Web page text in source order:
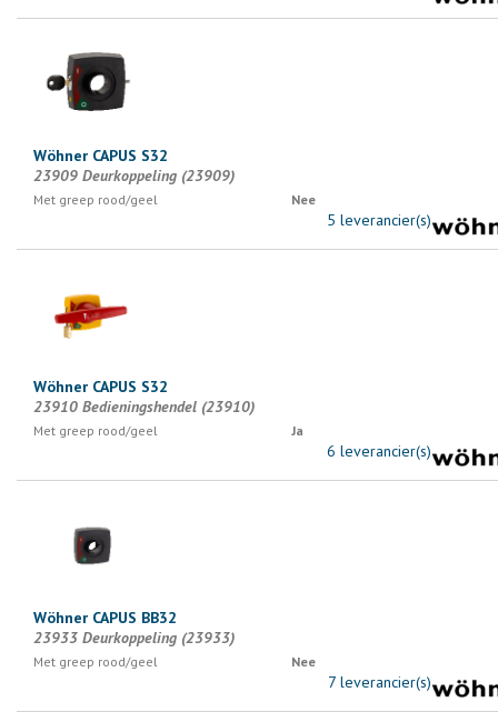
Wöhner CAPUS S32
23909 Deurkoppeling (23909)
Met greep rood/geel Nee
5 leverancier(s)
Wöhner CAPUS S32
23910 Bedieningshendel (23910)
Met greep rood/geel Ja
6 leverancier(s)
Wöhner CAPUS BB32
23933 Deurkoppeling (23933)
Met greep rood/geel Nee
7 leverancier(s)